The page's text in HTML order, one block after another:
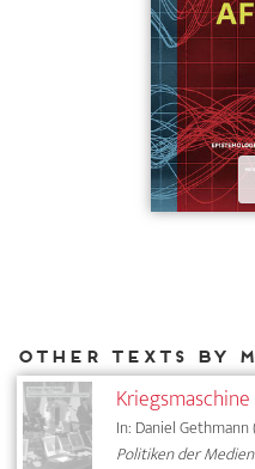
In: Daniel
Politiken der Medien